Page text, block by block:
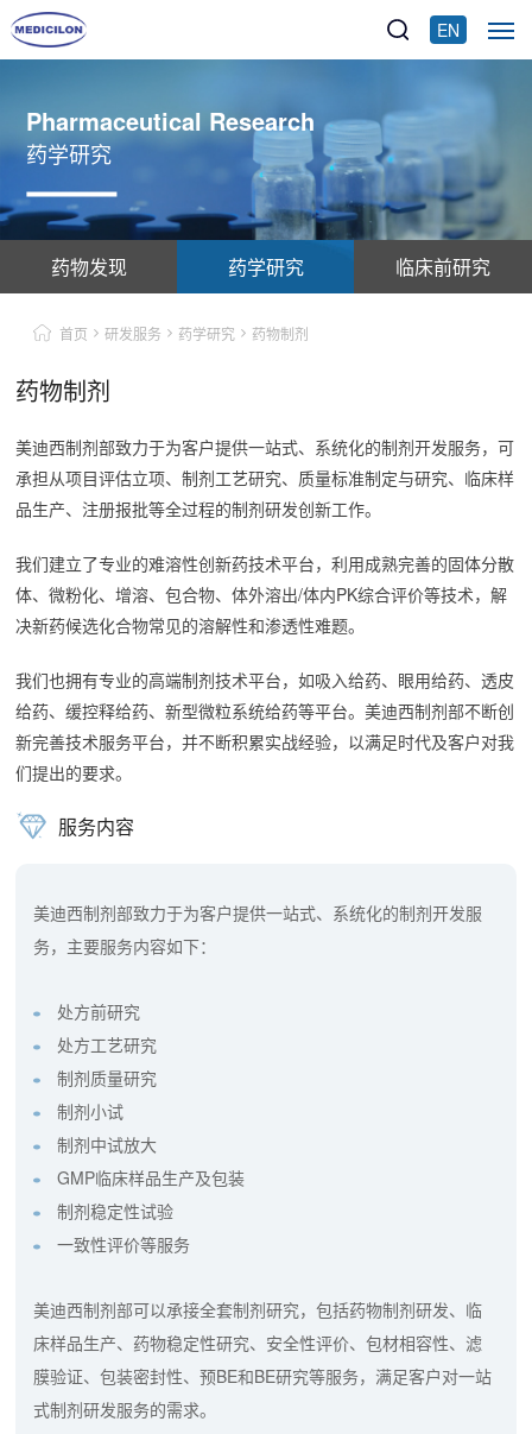
EN
Pharmaceutical Research
药学研究
药物发现 药学研究 临床前研究
首页 研发服务 药学研究 药物制剂
药物制剂
美迪西制剂部致力于为客户提供一站式、系统化的制剂开发服务，可
承担从项目评估立项、制剂工艺研究、质量标准制定与研究、临床样
品生产、注册报批等全过程的制剂研发创新工作。
我们建立了专业的难溶性创新药技术平台，利用成熟完善的固体分散
体、微粉化、增溶、包合物、体外溶出/体内PK综合评价等技术，解
决新药候选化合物常见的溶解性和渗透性难题。
我们也拥有专业的高端制剂技术平台，如吸入给药、眼用给药、透皮
给药、缓控释给药、新型微粒系统给药等平台。美迪西制剂部不断创
新完善技术服务平台，并不断积累实战经验，以满足时代及客户对我
们提出的要求。
服务内容
美迪西制剂部致力于为客户提供一站式、系统化的制剂开发服
务，主要服务内容如下：
处方前研究
处方工艺研究
制剂质量研究
制剂小试
制剂中试放大
GMP临床样品生产及包装
制剂稳定性试验
一致性评价等服务
美迪西制剂部可以承接全套制剂研究，包括药物制剂研发、临
床样品生产、药物稳定性研究、安全性评价、包材相容性、滤
膜验证、包装密封性、预BE和BE研究等服务，满足客户对一站
式制剂研发服务的需求。